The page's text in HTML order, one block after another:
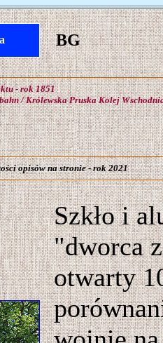
BG
- rok 1851
/ Królewska Pruska Kolej
opisów na stronie - rok 2021
Szkło i
"dworca
otwarty